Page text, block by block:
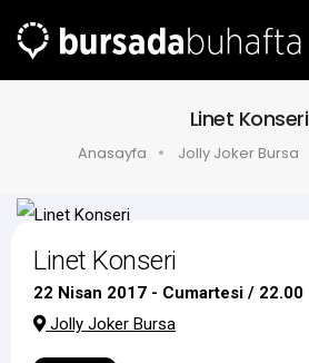
Linet Konseri
Anasayfa Jolly Joker Bursa
Linet Konseri
22 Nisan 2017 - Cumartesi / 22.00
Jolly Joker Bursa